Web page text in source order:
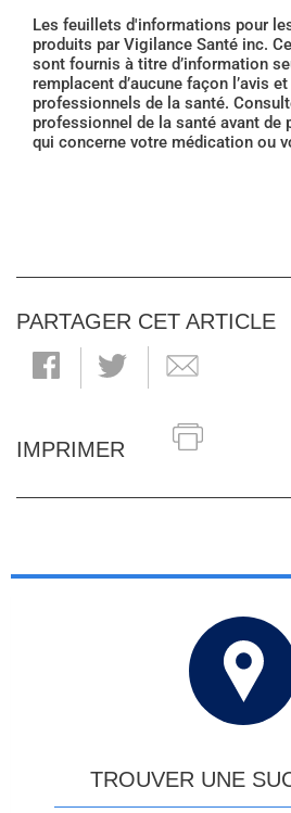
Les feuillets d'informations pour
produits par Vigilance Santé inc.
sont fournis à titre d’information
remplacent d’aucune façon l’avis
professionnels de la santé.
professionnel de la santé avant de
qui concerne votre médication ou
PARTAGER CET ARTICLE
IMPRIMER
TROUVER UNE